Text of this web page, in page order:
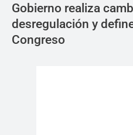
Gobierno realiza
desregulación y
Congreso